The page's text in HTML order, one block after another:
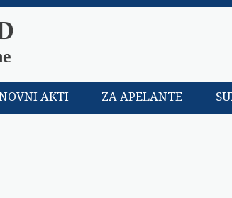
AKTI ZA APELANTE